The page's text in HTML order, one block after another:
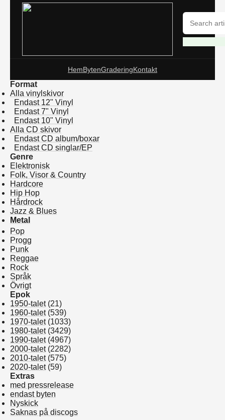
HemBytenGraderingKontakt
Format
Alla vinylskivor
Endast 12" Vinyl
Endast 7" Vinyl
Endast 10" Vinyl
Alla CD skivor
Endast CD album/boxar
Endast CD singlar/EP
Genre
Elektronisk
Folk, Visor & Country
Hardcore
Hip Hop
Hårdrock
Jazz & Blues
Metal
Pop
Progg
Punk
Reggae
Rock
Språk
Övrigt
Epok
1950-talet(21)
1960-talet(539)
1970-talet(1033)
1980-talet(3429)
1990-talet(4967)
2000-talet(2282)
2010-talet(575)
2020-talet(59)
Extras
med pressrelease
endast byten
Nyskick
Saknas på discogs